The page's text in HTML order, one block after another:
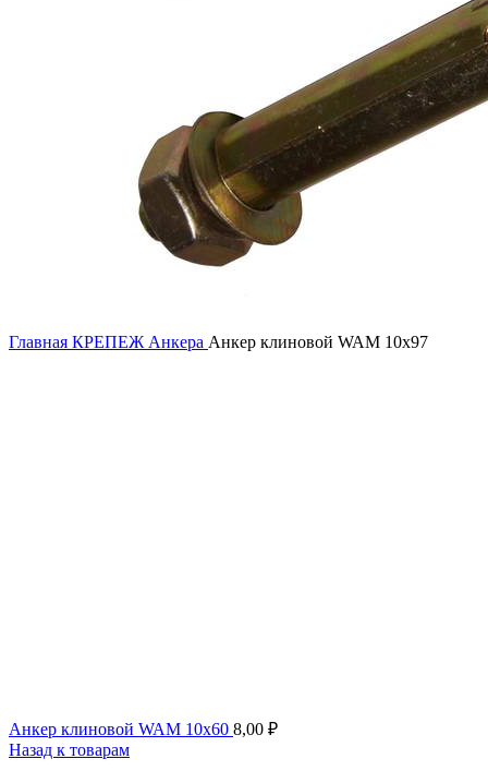
Главная КРЕПЕЖ Анкера Анкер клиновой WAM 10х97
Анкер клиновой WAM 10х60 8,00 ₽
Назад к товарам